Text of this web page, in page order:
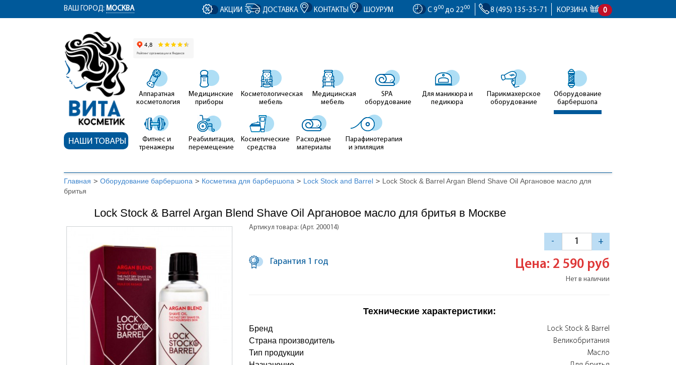
ym(12767704, 'getClientID', function(clientID) { document.getElementById('clientID').value = clientID; });
ВАШ ГОРОД: МОСКВА АКЦИИ ДОСТАВКА КОНТАКТЫ ШОУРУМ С 900 до 2200 8 (495) 135-35-71 КОРЗИНА 0
НАШИ ТОВАРЫ
Аппаратная
косметология
Медицинские
приборы
Косметологическая
мебель
Медицинская
мебель
SPA
оборудование
Для маникюра и
педикюра
Парикмахерское
оборудование
Оборудование
барбершопа
Фитнес и
тренажеры
Реабилитация,
перемещение
Косметические
средства
Расходные
материалы
Парафинотерапия
и эпиляция
Главная > Оборудование барбершопа > Косметика для барбершопа > Lock Stock and Barrel > Lock Stock & Barrel Argan Blend Shave Oil Аргановое масло для
бритья
Lock Stock & Barrel Argan Blend Shave Oil Аргановое масло для бритья в Москве
Артикул товара: (Арт. 200014)
- +
Гарантия 1 год Цена: 2 590 руб
Нет в наличии
Технические характеристики:
Бренд Lock Stock & Barrel
Страна производитель Великобритания
Тип продукции Масло